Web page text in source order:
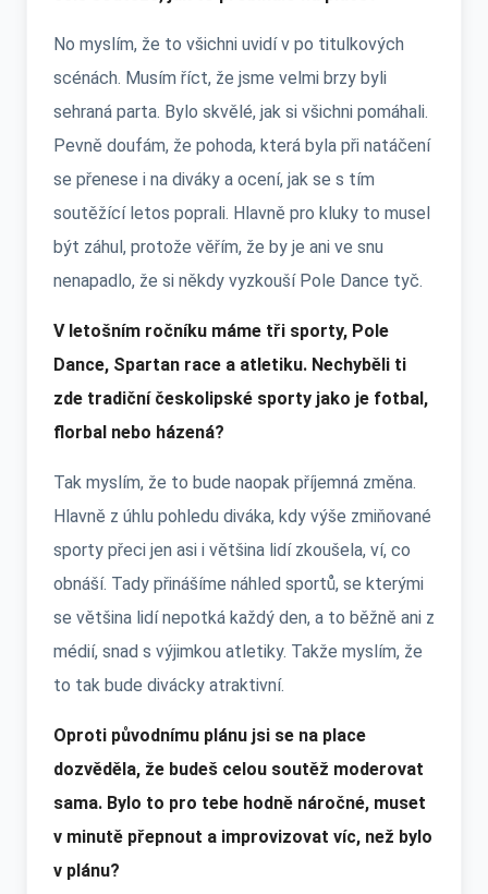
No myslím, že to všichni uvidí v po titulkových
scénách. Musím říct, že jsme velmi brzy byli
sehraná parta. Bylo skvělé, jak si všichni pomáhali.
Pevně doufám, že pohoda, která byla při natáčení
se přenese i na diváky a ocení, jak se s tím
soutěžící letos poprali. Hlavně pro kluky to musel
být záhul, protože věřím, že by je ani ve snu
nenapadlo, že si někdy vyzkouší Pole Dance tyč.
V letošním ročníku máme tři sporty, Pole
Dance, Spartan race a atletiku. Nechyběli ti
zde tradiční českolipské sporty jako je fotbal,
florbal nebo házená?
Tak myslím, že to bude naopak příjemná změna.
Hlavně z úhlu pohledu diváka, kdy výše zmiňované
sporty přeci jen asi i většina lidí zkoušela, ví, co
obnáší. Tady přinášíme náhled sportů, se kterými
se většina lidí nepotká každý den, a to běžně ani z
médií, snad s výjimkou atletiky. Takže myslím, že
to tak bude divácky atraktivní.
Oproti původnímu plánu jsi se na place
dozvěděla, že budeš celou soutěž moderovat
sama. Bylo to pro tebe hodně náročné, muset
v minutě přepnout a improvizovat víc, než bylo
v plánu?